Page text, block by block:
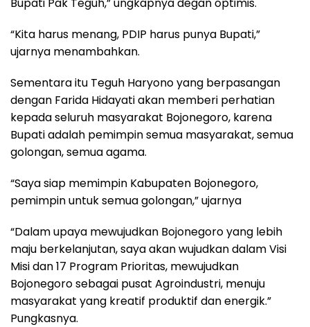
“Kita harus menang, PDIP harus punya Bupati,”
ujarnya menambahkan.
Sementara itu Teguh Haryono yang berpasangan
dengan Farida Hidayati akan memberi perhatian
kepada seluruh masyarakat Bojonegoro, karena
Bupati adalah pemimpin semua masyarakat, semua
golongan, semua agama.
“Saya siap memimpin Kabupaten Bojonegoro,
pemimpin untuk semua golongan,” ujarnya
“Dalam upaya mewujudkan Bojonegoro yang lebih
maju berkelanjutan, saya akan wujudkan dalam Visi
Misi dan 17 Program Prioritas, mewujudkan
Bojonegoro sebagai pusat Agroindustri, menuju
masyarakat yang kreatif produktif dan energik.”
Pungkasnya.